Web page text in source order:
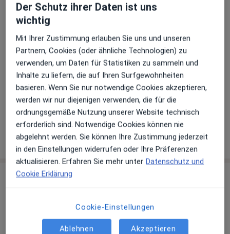
Hausbesuch
Professionelle Zahnreinigung (Prophylaxe)
Implantologie
+ 2 Terminarten
Wie funktioniert die Preisbildung?
Behandler:innen
Dr. med. dent. Werner Thiess
Zahnarzt
Der Schutz ihrer Daten ist uns
wichtig
Mit Ihrer Zustimmung erlauben Sie uns und unseren
Partnern, Cookies (oder ähnliche Technologien) zu
verwenden, um Daten für Statistiken zu sammeln und
Inhalte zu liefern, die auf Ihren Surfgewohnheiten
basieren. Wenn Sie nur notwendige Cookies akzeptieren,
werden wir nur diejenigen verwenden, die für die
ordnungsgemäße Nutzung unserer Website technisch
erforderlich sind. Notwendige Cookies können nie
abgelehnt werden. Sie können Ihre Zustimmung jederzeit
in den Einstellungen widerrufen oder Ihre Präferenzen
aktualisieren. Erfahren Sie mehr unter Datenschutz und
Cookie Erklärung
Cookie-Einstellungen
Ablehnen Akzeptieren